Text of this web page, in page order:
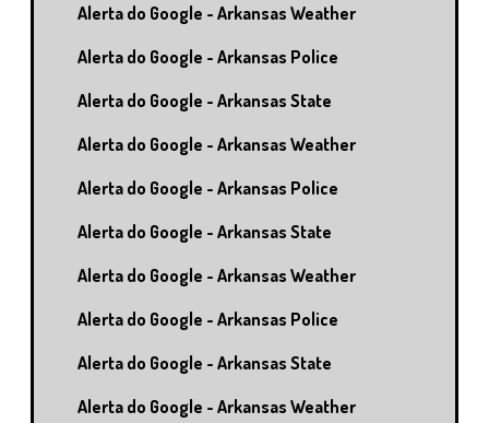
Alerta do Google - Arkansas Weather
Alerta do Google - Arkansas Police
Alerta do Google - Arkansas State
Alerta do Google - Arkansas Weather
Alerta do Google - Arkansas Police
Alerta do Google - Arkansas State
Alerta do Google - Arkansas Weather
Alerta do Google - Arkansas Police
Alerta do Google - Arkansas State
Alerta do Google - Arkansas Weather